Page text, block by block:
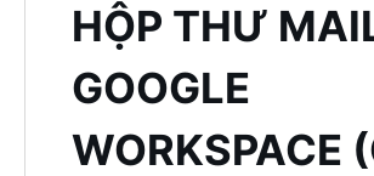
HỘP THƯ
GOOGLE
WORKSPACE